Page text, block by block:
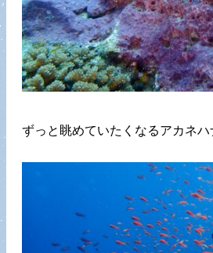
ずっと眺めていたくなるアカネハ